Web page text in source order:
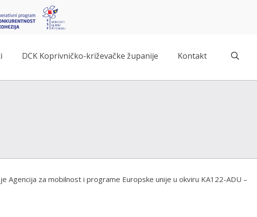
DCK Koprivničko-križevačke županije Kontakt
Agencija za mobilnost i programe Europske unije u okviru KA122-ADU –